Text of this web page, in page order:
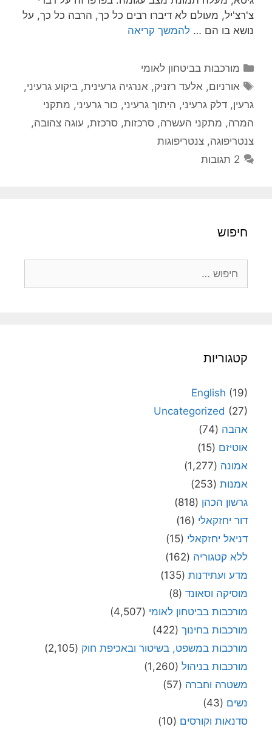
צ'רצ'יל, מעולם לא דיברו רבים כל כך, הרבה כל כך, על
נושא בו הם … להמשך קריאה
קטגוריות
מורכבות בביטחון לאומי
תגיות
אורניום, אלעד רזניק, אנרגיה גרעינית,ביקוע גרעיני,
גרעין, דלק גרעיני, היתוך גרעיני, כור גרעיני, מתקני
המרה, מתקני העשרה, סרכזות, סרכזת, עוגה צהובה,
צנטריפוגה, צנטריפוגות
2 תגובות
חיפוש
קטגוריות
English (19)
Uncategorized (27)
אהבה (74)
אוטיזם (15)
אמונה (1,277)
אמנות (253)
גרשון הכהן (818)
דור יחזקאלי (16)
דניאל יחזקאלי (15)
ללא קטגוריה (162)
מדע ועתידנות (135)
מוסיקה וסאונד (8)
מורכבות בביטחון לאומי (4,507)
מורכבות בחינוך (422)
מורכבות במשפט, בשיטור ובאכיפת חוק (2,105)
מורכבות בניהול (1,260)
משטרה וחברה (57)
נשים (43)
סדנאות וקורסים (10)